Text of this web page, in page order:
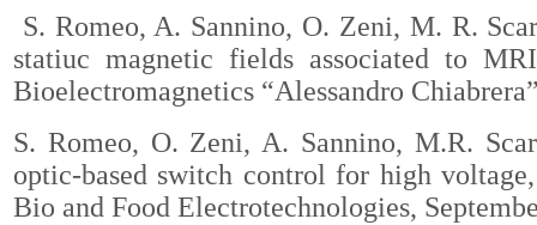
S. Romeo, A. Sannino, O. Zeni, M. R.
statiuc magnetic fields associated to
Bioelectromagnetics “Alessandro
S. Romeo, O. Zeni, A. Sannino, M.R.
optic-based switch control for high
Bio and Food Electrotechnologies,